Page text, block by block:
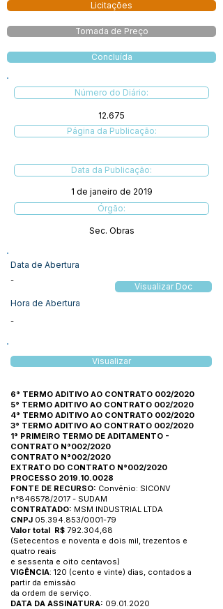
Licitações
Tomada de Preço
Concluída
Número do Diário:
12.675
Página da Publicação:
Data da Publicação:
1 de janeiro de 2019
Órgão:
Sec. Obras
Data de Abertura
-
Hora de Abertura
-
Visualizar Doc
Visualizar
6° TERMO ADITIVO AO CONTRATO 002/2020
5° TERMO ADITIVO AO CONTRATO 002/2020
4° TERMO ADITIVO AO CONTRATO 002/2020
3° TERMO ADITIVO AO CONTRATO 002/2020
1° PRIMEIRO TERMO DE ADITAMENTO -
CONTRATO N°002/2020
CONTRATO N°002/2020
EXTRATO DO CONTRATO N°002/2020
PROCESSO 2019.10.0028
FONTE DE RECURSO: Convênio: SICONV
n°846578/2017 - SUDAM
CONTRATADO: MSM INDUSTRIAL LTDA
CNPJ 05.394.853/0001-79
Valor total R$ 792.304,68
(Setecentos e noventa e dois mil, trezentos e
quatro reais
e sessenta e oito centavos)
VIGÊNCIA: 120 (cento e vinte) dias, contados a
partir da emissão
da ordem de serviço.
DATA DA ASSINATURA: 09.01.2020